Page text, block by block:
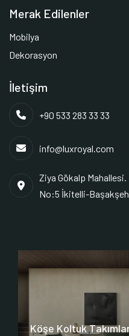
Merak Edilenler
Mobilya
Dekorasyon
İletişim
+90 533 283 33 33
info@luxroyal.com
Ziya Gökalp
No:5 İkitelli-
Köşe Koltuk